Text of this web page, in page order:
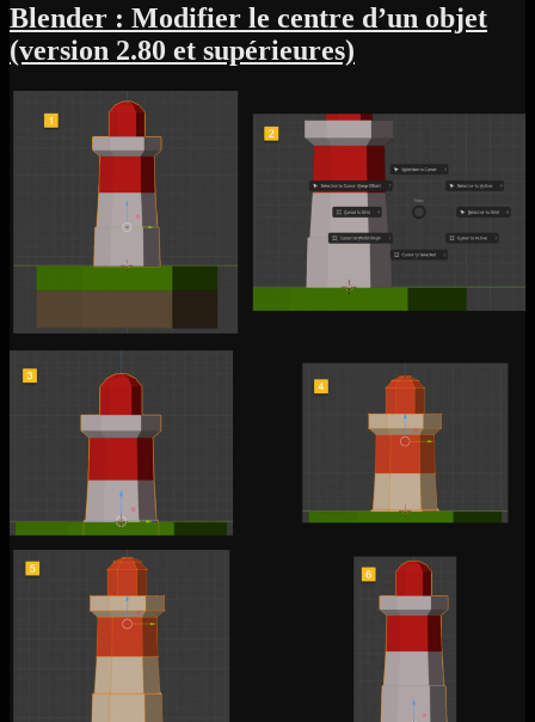
Résolution
d’un
entre
deux
objets
possédant
des
shaders
transparents
Blender : Modifier le centre d’un objet
(version 2.80 et supérieures)